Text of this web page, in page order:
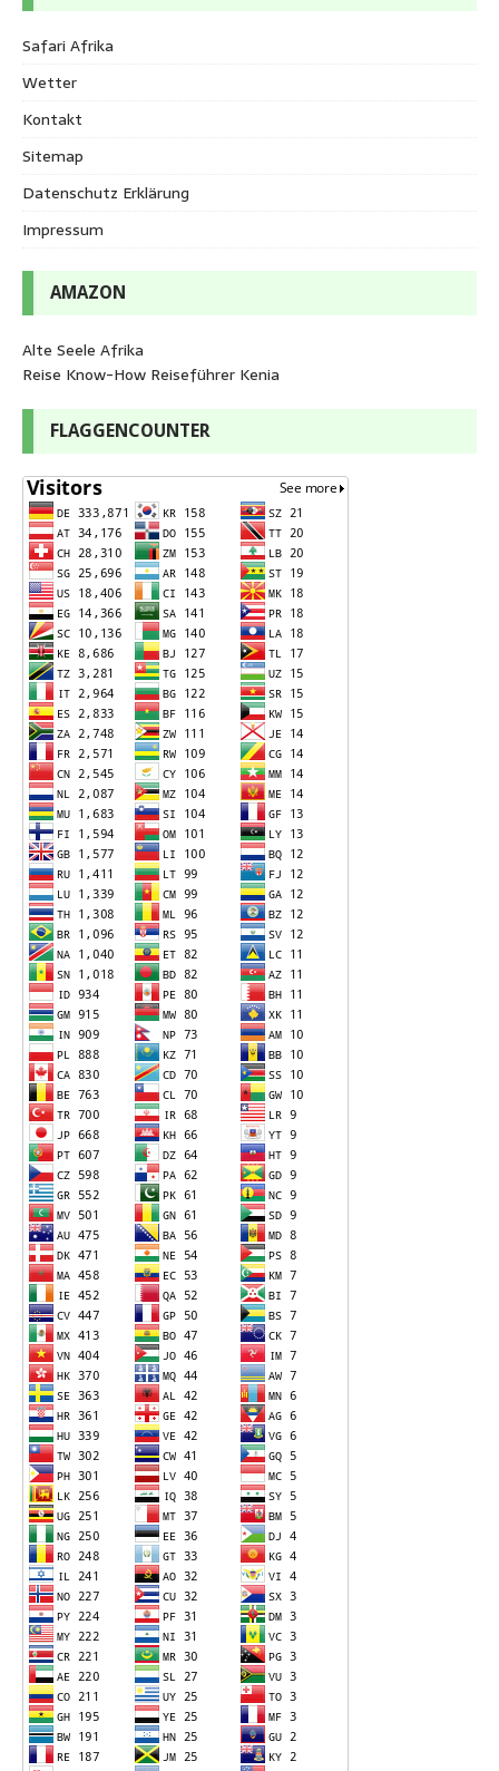
Safari Afrika
Wetter
Kontakt
Sitemap
Datenschutz Erklärung
Impressum
AMAZON
Alte Seele Afrika
Reise Know-How Reiseführer Kenia
FLAGGENCOUNTER